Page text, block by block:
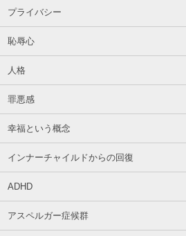
プライバシー
恥辱心
人格
罪悪感
幸福という概念
インナーチャイルドからの回復
ADHD
アスペルガー症候群